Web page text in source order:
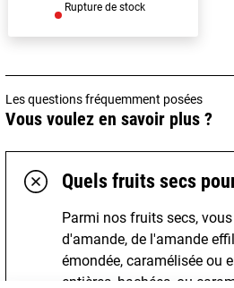
Rupture de stock
Les questions fréquemment posées
Vous voulez en savoir plus ?
Quels fruits secs
Parmi nos fruits secs,
d'amande, de l'amande
émondée, caramélisée ou
entières, hachées, ou